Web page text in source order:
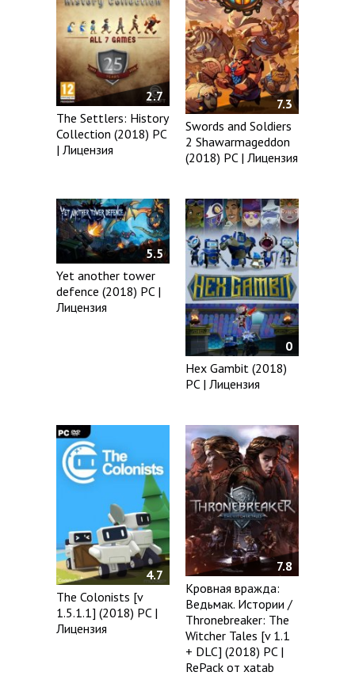
2.7
The Settlers: History
Collection (2018) PC
| Лицензия
7.3
Swords and Soldiers
2 Shawarmageddon
(2018) PC | Лицензия
5.5
Yet another tower
defence (2018) PC |
Лицензия
0
Hex Gambit (2018)
PC | Лицензия
4.7
The Colonists [v
1.5.1.1] (2018) PC |
Лицензия
7.8
Кровная вражда:
Ведьмак. Истории /
Thronebreaker: The
Witcher Tales [v 1.1
+ DLC] (2018) PC |
RePack от xatab